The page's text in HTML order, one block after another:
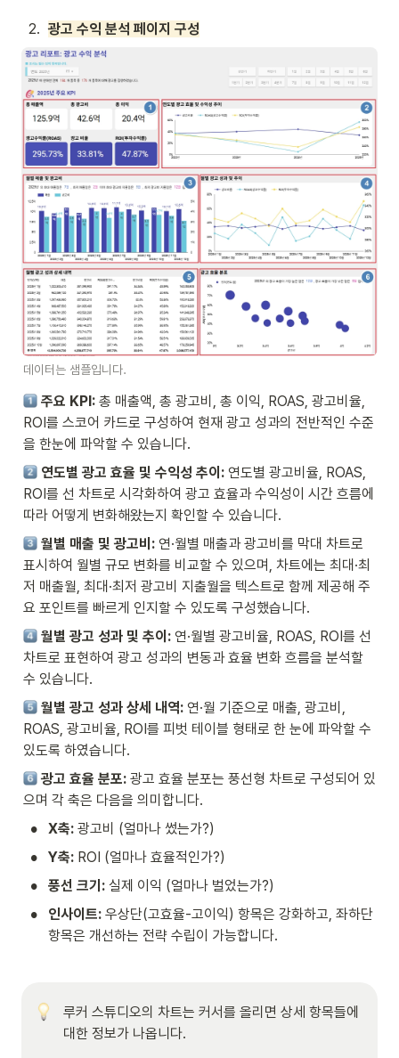
2. 광고 수익 분석 페이지 구성
데이터는 샘플입니다.
주요 KPI: 총 매출액, 총 광고비, 총 이익, ROAS, 광고비율,
ROI를 스코어 카드로 구성하여 현재 광고 성과의 전반적인 수준
을 한눈에 파악할 수 있습니다.
연도별 광고 효율 및 수익성 추이: 연도별 광고비율, ROAS,
ROI를 선 차트로 시각화하여 광고 효율과 수익성이 시간 흐름에
따라 어떻게 변화해왔는지 확인할 수 있습니다.
월별 매출 및 광고비: 연·월별 매출과 광고비를 막대 차트로
표시하여 월별 규모 변화를 비교할 수 있으며, 차트에는 최대·최
저 매출월, 최대·최저 광고비 지출월을 텍스트로 함께 제공해 주
요 포인트를 빠르게 인지할 수 있도록 구성했습니다.
월별 광고 성과 및 추이: 연·월별 광고비율, ROAS, ROI를 선
차트로 표현하여 광고 성과의 변동과 효율 변화 흐름을 분석할
수 있습니다.
월별 광고 성과 상세 내역: 연·월 기준으로 매출, 광고비,
ROAS, 광고비율, ROI를 피벗 테이블 형태로 한 눈에 파악할 수
있도록 하였습니다.
광고 효율 분포: 광고 효율 분포는 풍선형 차트로 구성되어 있
으며 각 축은 다음을 의미합니다.
• X축: 광고비 (얼마나 썼는가?)
• Y축: ROI (얼마나 효율적인가?)
• 풍선 크기: 실제 이익 (얼마나 벌었는가?)
• 인사이트: 우상단(고효율-고이익) 항목은 강화하고, 좌하단
항목은 개선하는 전략 수립이 가능합니다.
루커 스튜디오의 차트는 커서를 올리면 상세 항목들에
대한 정보가 나옵니다.